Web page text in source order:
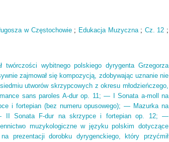
w Częstochowie; Edukacja Muzyczna; Cz. 12 ;
twórczości wybitnego polskiego dyrygenta Grzegorza
zajmował się kompozycją, zdobywając uznanie nie
utworów skrzypcowych z okresu młodzieńczego,
sans paroles A-dur op. 11; — I Sonata a-moll na
i fortepian (bez numeru opusowego); — Mazurka na
II Sonata F-dur na skrzypce i fortepian op. 12; —
muzykologiczne w języku polskim dotyczące
prezentacji dorobku dyrygenckiego, który przyćmił